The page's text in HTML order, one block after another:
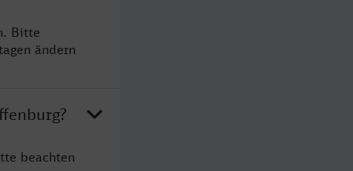
Bitte
ändern
beachten